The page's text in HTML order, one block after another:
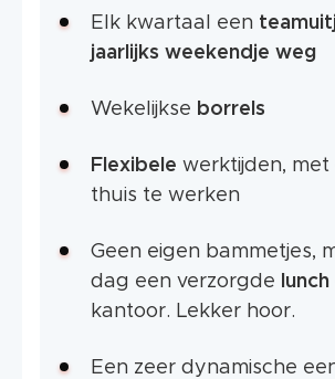
Elk kwartaal een
jaarlijks weekendje weg
Wekelijkse borrels
Flexibele werktijden, met
thuis te werken
Geen eigen bammetjes,
dag een verzorgde
lunch
kantoor. Lekker hoor.
Een zeer dynamische